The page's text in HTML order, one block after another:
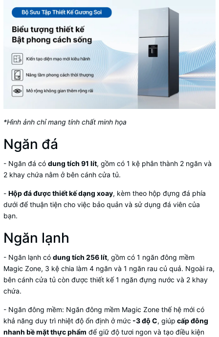
*Hình ảnh chỉ mang tính chất minh họa
Ngăn đá
- Ngăn đá có dung tích 91 lít, gồm có 1 kệ phân thành 2 ngăn và
2 khay chứa nằm ở bên cánh cửa tủ.
- Hộp đá được thiết kế dạng xoay, kèm theo hộp đựng đá phía
dưới để thuận tiện cho việc bảo quản và sử dụng đá viên của
bạn.
Ngăn lạnh
- Ngăn lạnh có dung tích 256 lít, gồm có 1 ngăn đông mềm
Magic Zone, 3 kệ chia làm 4 ngăn và 1 ngăn rau củ quả. Ngoài ra,
bên cánh cửa tủ còn được thiết kế 1 ngăn đựng nước và 2 khay
chứa.
- Ngăn đông mềm: Ngăn đông mềm Magic Zone thế hệ mới có
khả năng duy trì nhiệt độ ổn định ở mức -3 độ C, giúp cấp đông
nhanh bề mặt thực phẩm để giữ độ tươi ngon và tạo điều kiện